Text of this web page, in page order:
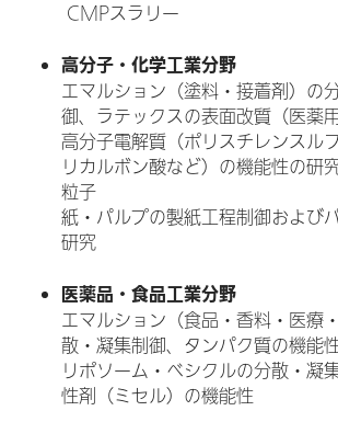
CMPスラリー
高分子・化学工業分野
エマルション（塗料・接着剤）の
御、ラテックスの表面改質（医薬
高分子電解質（ポリスチレンスル
リカルボン酸など）の機能性の研
粒子
紙・パルプの製紙工程制御および
研究
医薬品・食品工業分野
エマルション（食品・香料・医療
散・凝集制御、タンパク質の機能
リポソーム・ベシクルの分散・凝
性剤（ミセル）の機能性